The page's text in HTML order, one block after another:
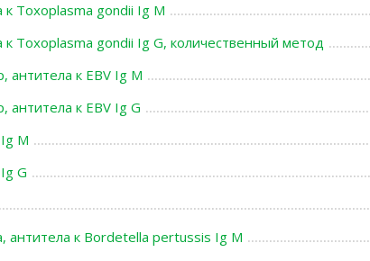
к Toxoplasma gondii Ig M
к Toxoplasma gondii Ig G, количественный метод
антитела к EBV Ig M
антитела к EBV Ig G
M
G
антитела к Bordetella pertussis Ig M